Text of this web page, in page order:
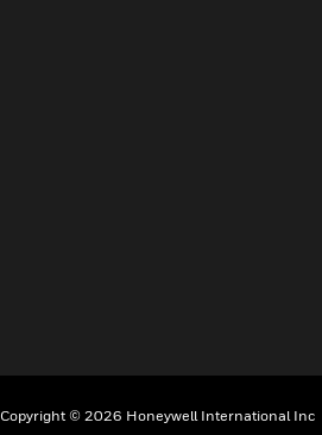
Copyright © 2026 Honeywell International Inc